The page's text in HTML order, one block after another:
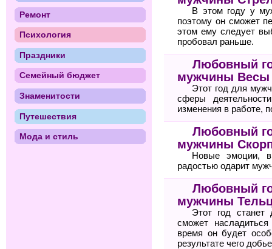
В этом году у
поэтому он сможет
этом ему следует
пробовал раньше.
Любовный
мужчины Весы
Этот год для
сферы
изменения в работе,
Любовный
мужчины
Новые эмоции,
радостью одарит
Любовный
мужчины
Этот год
сможет
время он будет
результате чего
Ремонт
Психология
Праздники
Семейный бюджет
Знаменитости
Путешествия
Мода и стиль